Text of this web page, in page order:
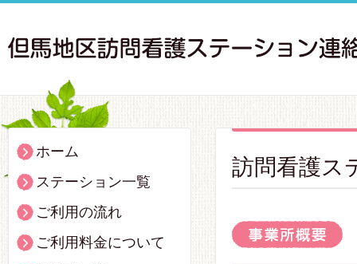
ホーム
ステーション一覧
ご利用の流れ
ご利用料金について
訪問看護